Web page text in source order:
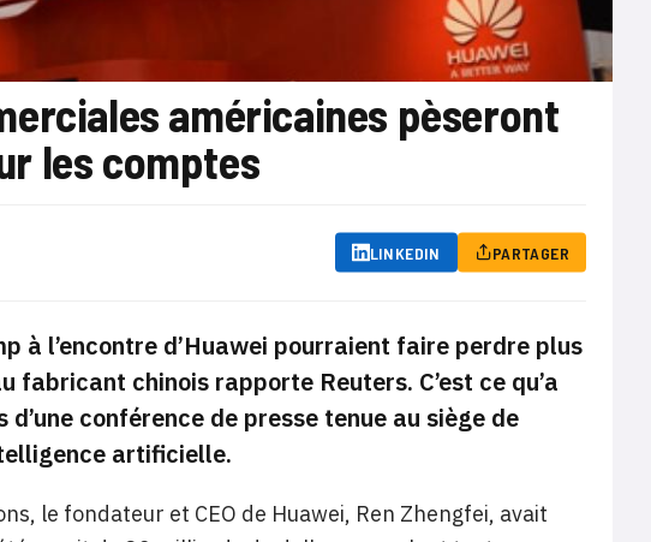
américaines pèseront
les comptes
LINKEDIN PARTAGER
à l’encontre d’Huawei pourraient faire perdre plus
chinois rapporte Reuters. C’est ce qu’a
conférence de presse tenue au siège de
artificielle.
le fondateur et CEO de Huawei, Ren Zhengfei, avait